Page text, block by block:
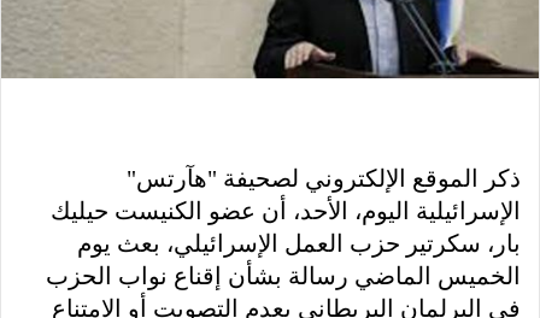
ذكر الموقع الإلكتروني لصحيفة "هآرتس"
الإسرائيلية اليوم، الأحد، أن عضو الكنيست حيليك
بار، سكرتير حزب العمل الإسرائيلي، بعث يوم
الخميس الماضي رسالة بشأن إقناع نواب الحزب
في البرلمان البريطاني بعدم التصويت أو الامتناع